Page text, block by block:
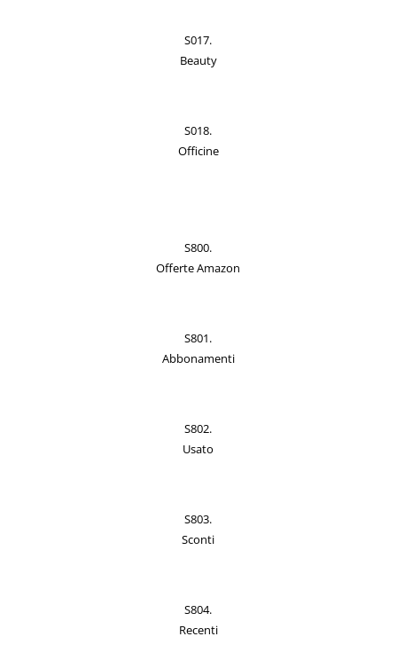
S017.
Beauty
S018.
Officine
S800.
Offerte Amazon
S801.
Abbonamenti
S802.
Usato
S803.
Sconti
S804.
Recenti